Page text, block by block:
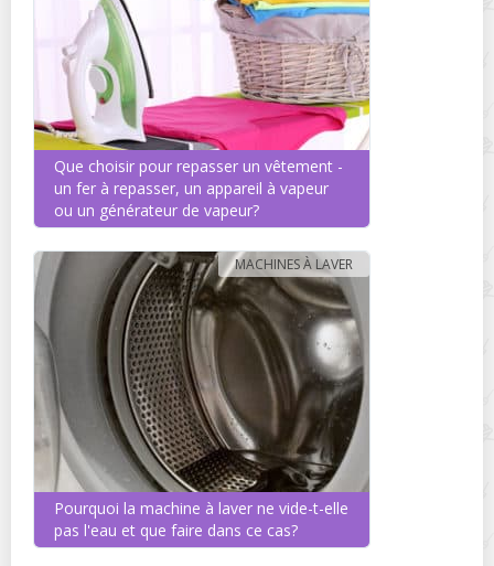
Que choisir pour repasser un vêtement -
un fer à repasser, un appareil à vapeur
ou un générateur de vapeur?
Pourquoi la machine à laver ne vide-t-elle
pas l'eau et que faire dans ce cas?
MACHINES À LAVER